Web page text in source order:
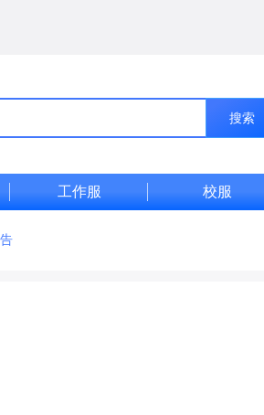
搜索
工作服 校服